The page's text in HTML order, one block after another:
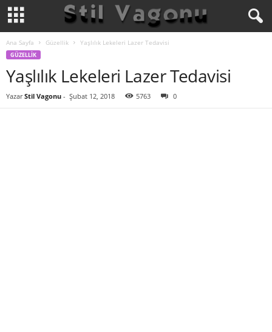
Ana Sayfa Güzellik Yaşlılık Lekeleri Lazer Tedavisi
GÜZELLIK
Yaşlılık Lekeleri Lazer Tedavisi
Yazar Stil Vagonu - Şubat 12, 2018 5763 0